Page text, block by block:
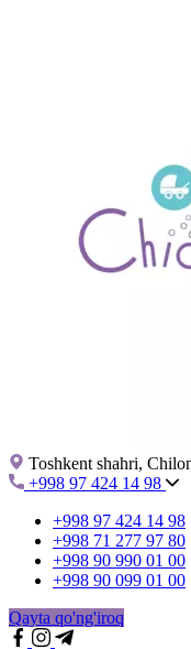
Toshkent shahri,
+998 97 424 14 98
+998 97 424 14 98
+998 71 277 97 80
+998 90 990 01 00
+998 90 099 01 00
Qayta qo'ng'iroq